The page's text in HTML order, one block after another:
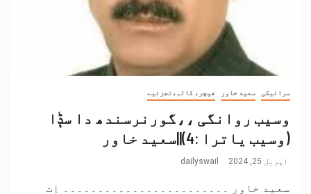
سرائیکی سعید خاور فیچر، کالم،تجزئیے
وسیب روانگی ،،گورنرسندھ دا سݙا
(وسیب یاترا :4)||سعید خاور
اپریل 25, 2024 dailyswail
سعید خاور ۔۔۔۔۔۔۔۔۔۔۔۔۔۔۔۔۔۔۔۔۔۔۔۔ اِت